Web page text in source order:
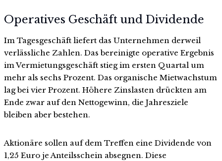
Operatives Geschäft und Dividende
Im Tagesgeschäft liefert das Unternehmen derweil
verlässliche Zahlen. Das bereinigte operative Ergebnis
im Vermietungsgeschäft stieg im ersten Quartal um
mehr als sechs Prozent. Das organische Mietwachstum
lag bei vier Prozent. Höhere Zinslasten drückten am
Ende zwar auf den Nettogewinn, die Jahresziele
bleiben aber bestehen.
Aktionäre sollen auf dem Treffen eine Dividende von
1,25 Euro je Anteilsschein absegnen. Diese